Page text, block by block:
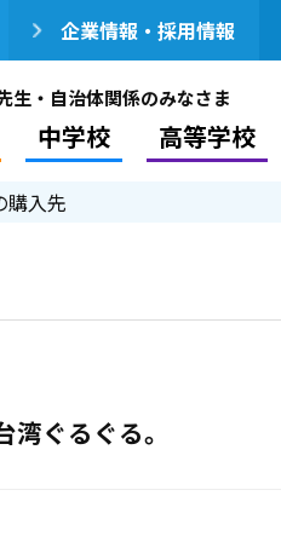
企業情報・採用情報
生・自治体関係のみなさま
中学校 高等学校
購入先
ぐるぐる。